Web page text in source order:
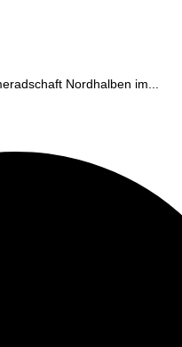
Nordhalben im...